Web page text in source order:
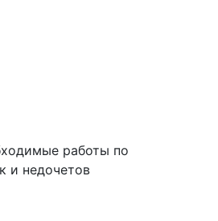
работы по
и недочетов